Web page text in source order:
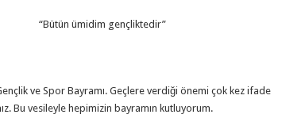
“Bütün ümidim gençliktedir”
ve Spor Bayramı. Geçlere verdiği önemi çok kez ifade
Bu vesileyle hepimizin bayramın kutluyorum.